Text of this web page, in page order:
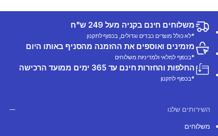
משלוחים חינם בקניה מעל 249 ש"ח
*לא כולל מוצרים כבדים וגדולים, בכפוף לתקנון
מזמינים ואוספים את ההזמנה מהסניף באותו היום
*בכפוף למלאי ולמדיניות משלוחים
החלפות והחזרות חינם עד 365 ימים ממועד הרכישה
*בכפוף לתקנון
השירותים שלנו
משלוחים